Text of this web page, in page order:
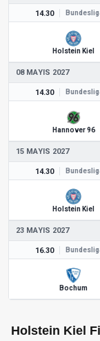
14.30
Holstein Kiel
08 MAYIS 2027
14.30
Hannover 96
15 MAYIS 2027
14.30
Holstein Kiel
23 MAYIS 2027
16.30
Bochum
Holstein Kiel